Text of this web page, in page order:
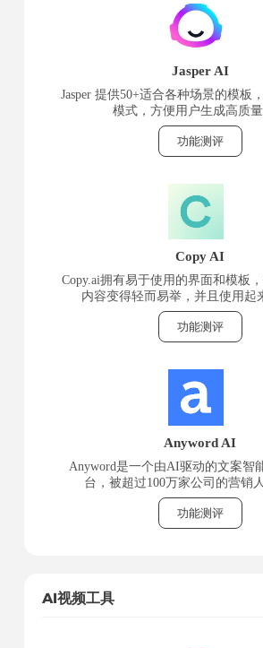
Jasper AI
Jasper 提供50+适合各种场景的模板
模式，方便用户生成高质
功能测评
Copy AI
Copy.ai拥有易于使用的界面和模板
内容变得轻而易举，并且使用起
功能测评
Anyword AI
Anyword是一个由AI驱动的文案智
台，被超过100万家公司的营销
功能测评
AI视频工具